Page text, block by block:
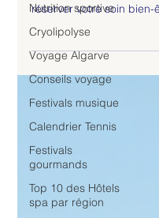
Nutrition sportive
Cryolipolyse
Voyage Algarve
Conseils voyage
Festivals musique
Calendrier Tennis
Festivals
gourmands
Top 10 des Hôtels
spa par région
réserver votre soin bien-